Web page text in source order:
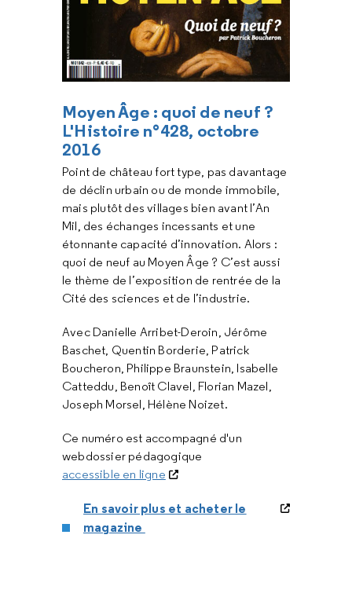
Moyen Âge : quoi de neuf ?
L'Histoire n°428, octobre
2016
Point de château fort type, pas davantage
de déclin urbain ou de monde immobile,
mais plutôt des villages bien avant l’An
Mil, des échanges incessants et une
étonnante capacité d’innovation. Alors :
quoi de neuf au Moyen Âge ? C’est aussi
le thème de l’exposition de rentrée de la
Cité des sciences et de l’industrie.
Avec Danielle Arribet-Deroin, Jérôme
Baschet, Quentin Borderie, Patrick
Boucheron, Philippe Braunstein, Isabelle
Catteddu, Benoît Clavel, Florian Mazel,
Joseph Morsel, Hélène Noizet.
Ce numéro est accompagné d'un
webdossier pédagogique
accessible en ligne
En savoir plus et acheter le
magazine